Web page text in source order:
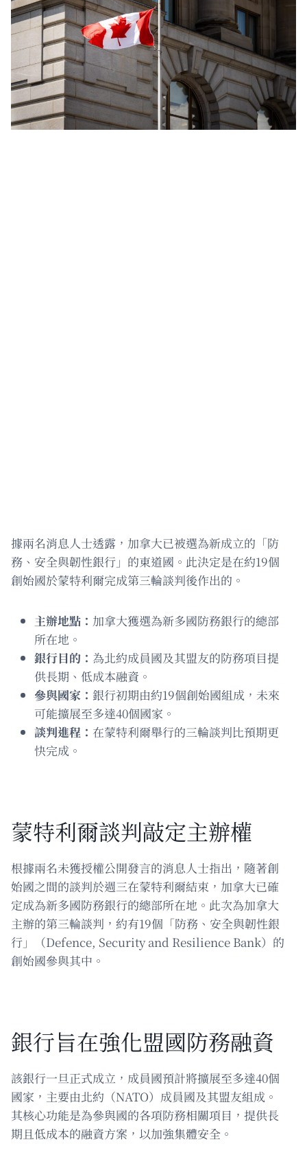
據兩名消息人士透露，加拿大已被選為新成立的「防
務、安全與韌性銀行」的東道國。此決定是在約19個
創始國於蒙特利爾完成第三輪談判後作出的。
主辦地點： 加拿大獲選為新多國防務銀行的總部
所在地。
銀行目的： 為北約成員國及其盟友的防務項目提
供長期、低成本融資。
參與國家： 銀行初期由約19個創始國組成，未來
可能擴展至多達40個國家。
談判進程： 在蒙特利爾舉行的三輪談判比預期更
快完成。
蒙特利爾談判敲定主辦權
根據兩名未獲授權公開發言的消息人士指出，隨著創
始國之間的談判於週三在蒙特利爾結束，加拿大已確
定成為新多國防務銀行的總部所在地。此次為加拿大
主辦的第三輪談判，約有19個「防務、安全與韌性銀
行」（Defence, Security and Resilience Bank）的
創始國參與其中。
銀行旨在強化盟國防務融資
該銀行一旦正式成立，成員國預計將擴展至多達40個
國家，主要由北約（NATO）成員國及其盟友組成。
其核心功能是為參與國的各項防務相關項目，提供長
期且低成本的融資方案，以加強集體安全。